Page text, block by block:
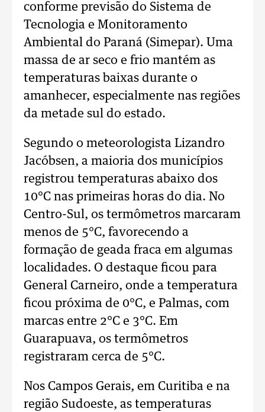
conforme previsão do Sistema de
Tecnologia e Monitoramento
Ambiental do Paraná (Simepar). Uma
massa de ar seco e frio mantém as
temperaturas baixas durante o
amanhecer, especialmente nas regiões
da metade sul do estado.
Segundo o meteorologista Lizandro
Jacóbsen, a maioria dos municípios
registrou temperaturas abaixo dos
10°C nas primeiras horas do dia. No
Centro-Sul, os termômetros marcaram
menos de 5°C, favorecendo a
formação de geada fraca em algumas
localidades. O destaque ficou para
General Carneiro, onde a temperatura
ficou próxima de 0°C, e Palmas, com
marcas entre 2°C e 3°C. Em
Guarapuava, os termômetros
registraram cerca de 5°C.
Nos Campos Gerais, em Curitiba e na
região Sudoeste, as temperaturas